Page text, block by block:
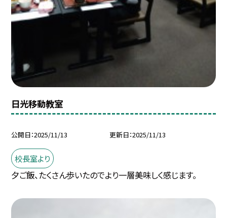
日光移動教室
公開日 2025/11/13 更新日 2025/11/13
校長室より
夕ご飯、たくさん歩いたのでより一層美味しく感じます。